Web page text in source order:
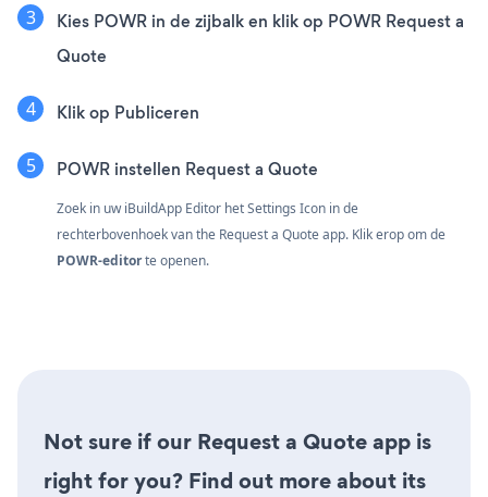
Kies POWR in de zijbalk en klik op POWR Request a
Quote
Klik op Publiceren
POWR instellen Request a Quote
Zoek in uw iBuildApp Editor het Settings Icon in de
rechterbovenhoek van the Request a Quote app. Klik erop om de
POWR-editorte openen.
Not sure if our Request a Quote app is
right for you? Find out more about its